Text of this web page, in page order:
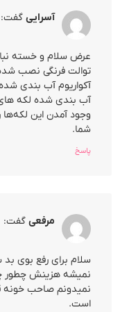
آسرایی گفت:
توالت فرنگی نصب شده
آکواریوم آب بندی
آب بندی شده لکه های
وجود آمدن این لکه‌ها
شما.
پاسخ
مرفعی گفت:
سلام برای رفع بوی بد
نمیشه هزینش چطور
نمیدونم صاحب خونه
است.